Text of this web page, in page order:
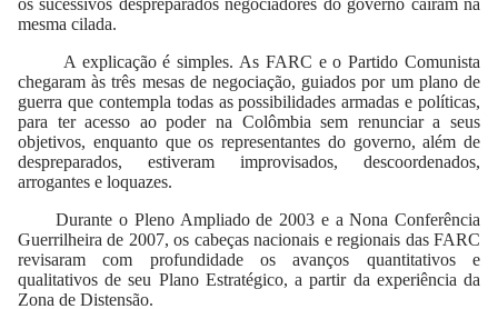
os sucessivos despreparados negociadores do governo caíram na
mesma cilada.
A explicação é simples. As FARC e o Partido Comunista
chegaram às três mesas de negociação, guiados por um plano de
guerra que contempla todas as possibilidades armadas e políticas,
para ter acesso ao poder na Colômbia sem renunciar a seus
objetivos, enquanto que os representantes do governo, além de
despreparados, estiveram improvisados, descoordenados,
arrogantes e loquazes.
Durante o Pleno Ampliado de 2003 e a Nona Conferência
Guerrilheira de 2007, os cabeças nacionais e regionais das FARC
revisaram com profundidade os avanços quantitativos e
qualitativos de seu Plano Estratégico, a partir da experiência da
Zona de Distensão.